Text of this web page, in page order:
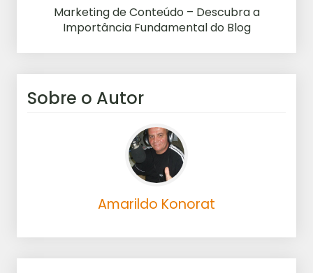
Marketing de Conteúdo – Descubra a
Importância Fundamental do Blog
Sobre o Autor
Amarildo Konorat